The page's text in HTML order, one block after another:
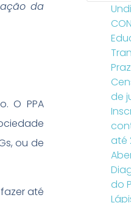
da
O PPA
ou de
até
de
até
do